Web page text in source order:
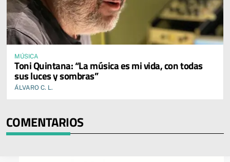
MÚSICA
Toni Quintana: “La música es mi vida, con todas
sus luces y sombras”
ÁLVARO C. L.
COMENTARIOS